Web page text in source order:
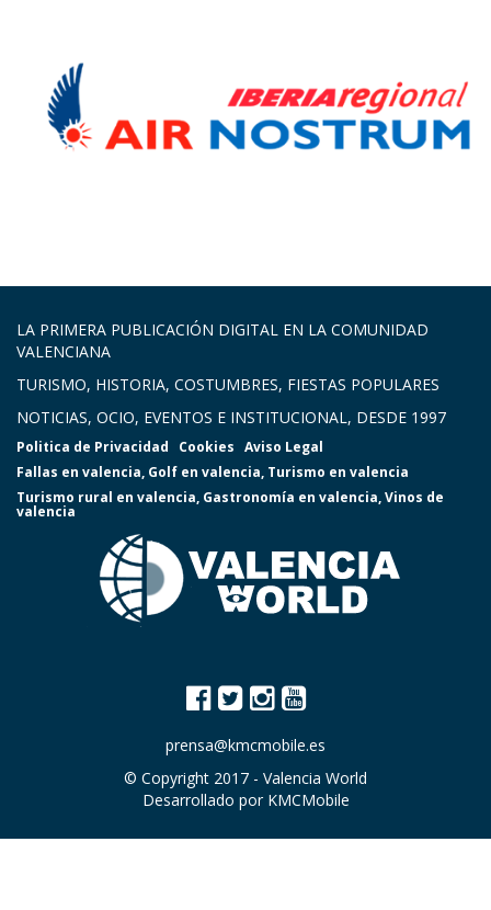
LA PRIMERA PUBLICACIÓN DIGITAL EN LA COMUNIDAD
VALENCIANA
TURISMO, HISTORIA, COSTUMBRES, FIESTAS POPULARES
NOTICIAS, OCIO, EVENTOS E INSTITUCIONAL, DESDE 1997
Politica de Privacidad Cookies Aviso Legal
Fallas en valencia, Golf en valencia, Turismo en valencia
Turismo rural en valencia, Gastronomía en valencia,Vinos de
valencia
prensa@kmcmobile.es
© Copyright 2017 - Valencia World
Desarrollado por KMCMobile